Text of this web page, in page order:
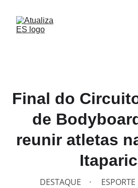
Final do
de
reunir atletas
DESTAQUE ESPORTE